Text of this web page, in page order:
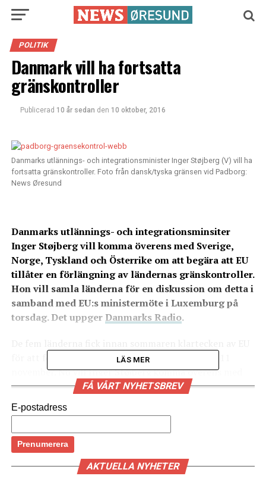
POLITIK
Danmark vill ha fortsatta
gränskontroller
Publicerad 10 år sedan den 10 oktober, 2016
Danmarks utlännings- och integrationsminister Inger Støjberg (V) vill ha
fortsatta gränskontroller. Foto från dansk/tyska gränsen vid Padborg:
News Øresund
Danmarks utlännings- och integrationsminsiter
Inger Støjberg vill komma överens med Sverige,
Norge, Tyskland och Österrike om att begära att EU
tillåter en förlängning av ländernas gränskontroller.
Hon vill samla länderna för en diskussion om detta i
samband med EU:s ministermöte i Luxemburg på
torsdag. Det uppger Danmarks Radio.
för att förlänga gränskontrollerna fram till den 11
november. Nu vill Inger Støjberg komma överens med
sina ministerkolleger om att begära att EU godkänner
en ytterligare förlängning av gränskontrollerna.
– Jag tycker att vi ska förlänga gränskontrollerna. För
tusentals flyktingar och migranter för närvarande
kommer i land på Sicilien, säger Inger Støjberg till
Danmarks Radio.
LÄS MER
FÅ VÅRT NYHETSBREV
E-postadress
AKTUELLA NYHETER